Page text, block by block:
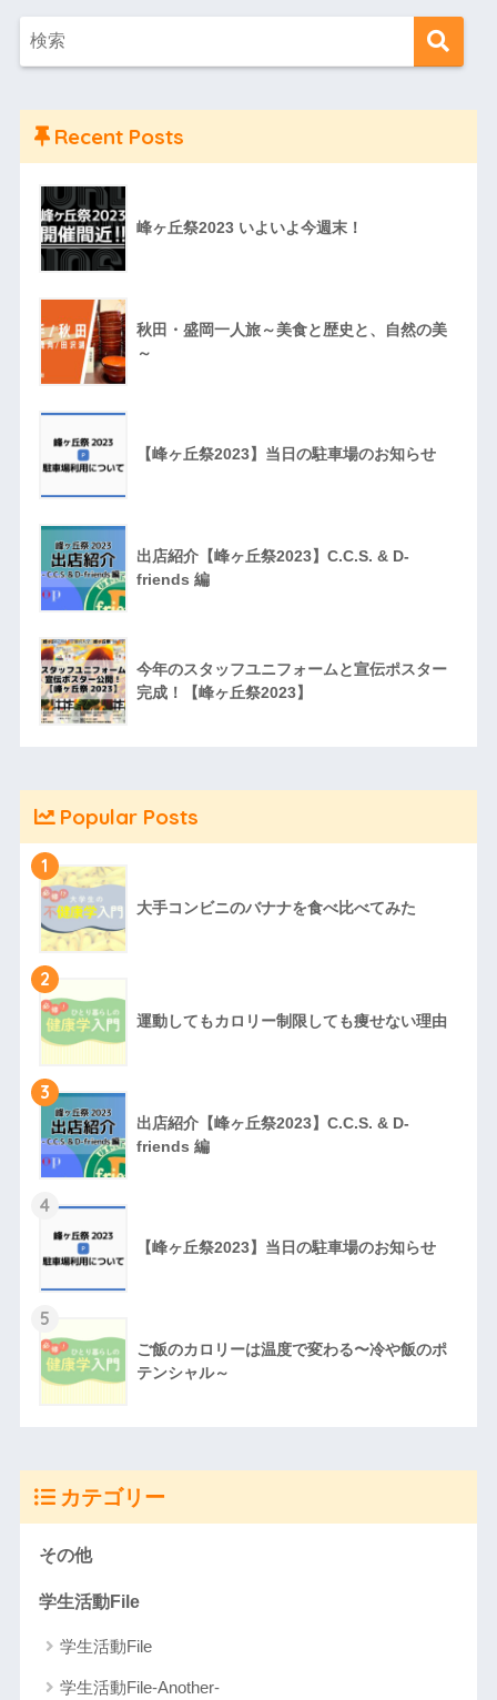
Recent Posts
峰ヶ丘祭2023 いよいよ今週末！
秋田・盛岡一人旅～美食と歴史と、自然の美
～
【峰ヶ丘祭2023】当日の駐車場のお知らせ
出店紹介【峰ヶ丘祭2023】C.C.S. & D-
friends 編
今年のスタッフユニフォームと宣伝ポスター
完成！【峰ヶ丘祭2023】
Popular Posts
1
大手コンビニのバナナを食べ比べてみた
2
運動してもカロリー制限しても痩せない理由
3
出店紹介【峰ヶ丘祭2023】C.C.S. & D-
friends 編
4
【峰ヶ丘祭2023】当日の駐車場のお知らせ
5
ご飯のカロリーは温度で変わる〜冷や飯のポ
テンシャル～
カテゴリー
その他
学生活動File
学生活動File
学生活動File-Another-